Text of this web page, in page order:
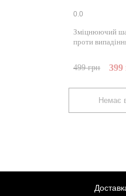
0.0
Зміцнюючий
проти
499грн 399
Немає